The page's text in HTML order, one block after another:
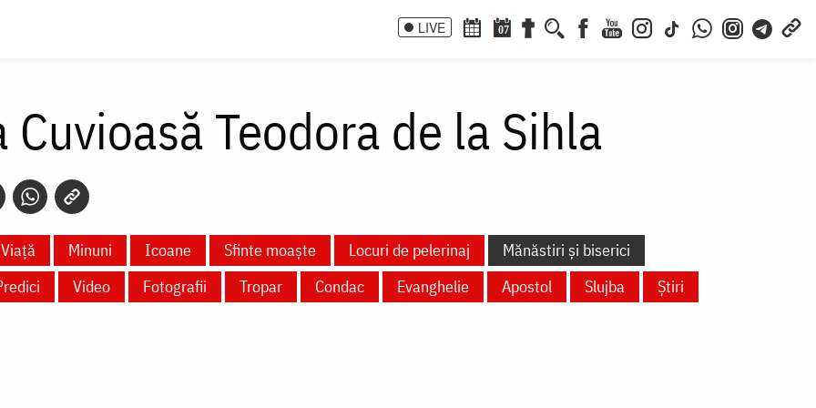
LIVE 07
Cuvioasă Teodora de la Sihla
Viață Minuni Icoane Sfinte moaște Locuri de pelerinaj
Mănăstiri și biserici
Video Fotografii Tropar Condac Evanghelie Apostol Slujba Știri